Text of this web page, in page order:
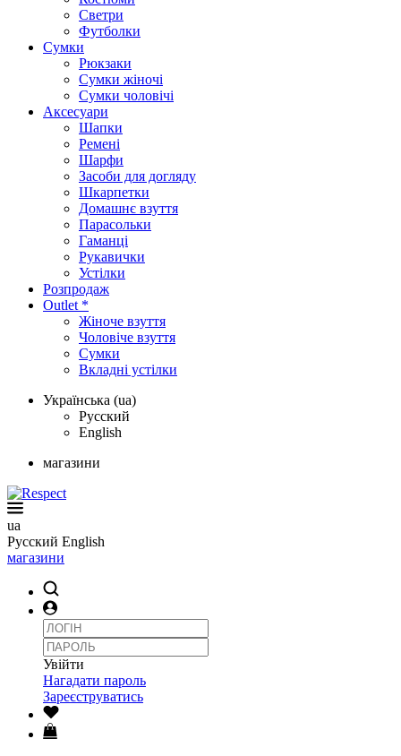
Светри
Футболки
Сумки
Рюкзаки
Сумки жіночі
Сумки чоловічі
Аксеcуари
Шапки
Ремені
Шарфи
Засоби для догляду
Шкарпетки
Домашнє взуття
Парасольки
Гаманці
Рукавички
Устілки
Розпродаж
Outlet *
Жіноче взуття
Чоловіче взуття
Сумки
Вкладні устілки
Українська (ua)
Русский
English
магазини
ua
Русский English
магазини
Увійти
Нагадати пароль
Зареєструватись